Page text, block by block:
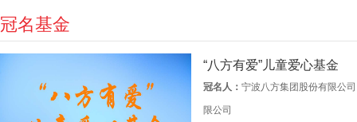
冠名基金
“八方有爱”儿童爱心基金
冠名人： 宁波八方集团股份有限公
限公司